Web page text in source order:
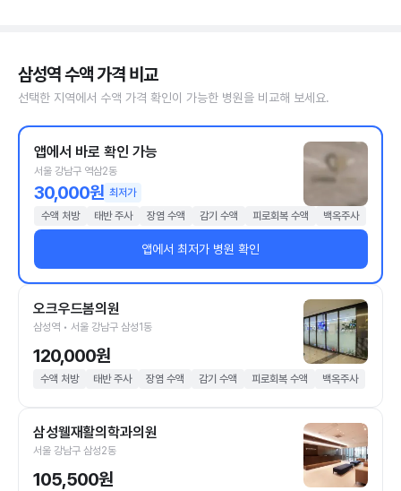
삼성역 수액 가격 비교
선택한 지역에서 수액 가격 확인이 가능한 병원을 비교해 보세요.
앱에서 바로 확인 가능
서울 강남구 역삼2동
30,000원 최저가
수액 처방
태반 주사 장염 수액 감기 수액 피로회복 수액 백옥주사
앱에서 최저가 병원 확인
오크우드봄의원
삼성역 • 서울 강남구 삼성1동
120,000원
수액 처방 태반 주사 장염 수액 감기 수액 피로회복 수액 백옥주사
삼성웰재활의학과의원
서울 강남구 삼성2동
105,500원